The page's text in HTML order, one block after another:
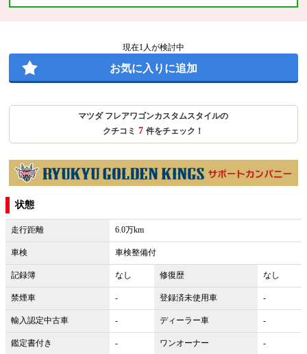
現在1 人が検討中
お気に入りに追加
マツダ フレアワゴンカスタムスタイルの
クチコミ 7 件をチェック！
状態
走行距離 6.0万km
車検 車検整備付
記録簿 なし 修復歴 なし
禁煙車 - 登録済未使用車 -
輸入認定中古車 - ディーラー車 -
鑑定書付き - ワンオーナー -